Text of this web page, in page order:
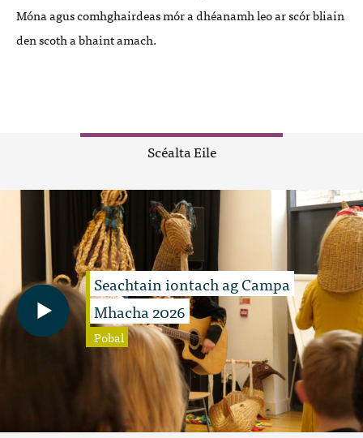
Móna agus comhghairdeas mór a dhéanamh leo ar scór bliain
den scoth a bhaint amach.
Scéalta Eile
Seachtain iontach ag Campa
Mhacha 2026
Pobal